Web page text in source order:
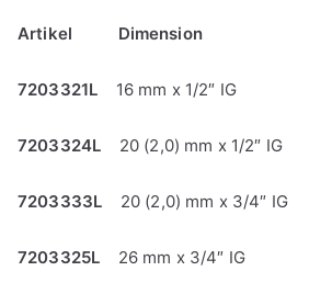
Artikel Dimension
7203321L 16 mm x 1/2″ IG
7203324L 20 (2,0) mm x 1/2″ IG
7203333L 20 (2,0) mm x 3/4″ IG
7203325L 26 mm x 3/4″ IG